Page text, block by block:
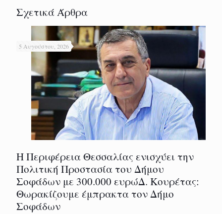
Σχετικά Άρθρα
5 Αυγούστου, 2026
Η Περιφέρεια Θεσσαλίας ενισχύει την
Πολιτική Προστασία του Δήμου
Σοφάδων με 300.000 ευρώΔ. Κουρέτας:
Θωρακίζουμε έμπρακτα τον Δήμο
Σοφάδων